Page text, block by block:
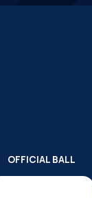
OFFICIAL BALL